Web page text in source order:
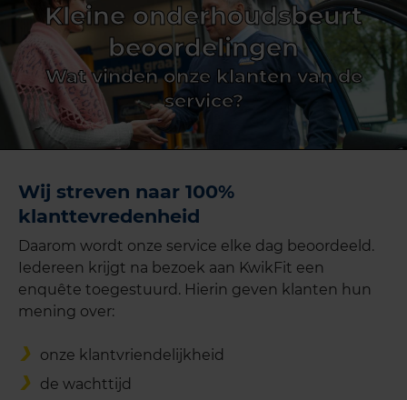
Kleine onderhoudsbeurt
beoordelingen
Wat vinden onze klanten van de
service?
Wij streven naar 100%
klanttevredenheid
Daarom wordt onze service elke dag beoordeeld.
Iedereen krijgt na bezoek aan KwikFit een
enquête toegestuurd. Hierin geven klanten hun
mening over:
onze klantvriendelijkheid
de wachttijd